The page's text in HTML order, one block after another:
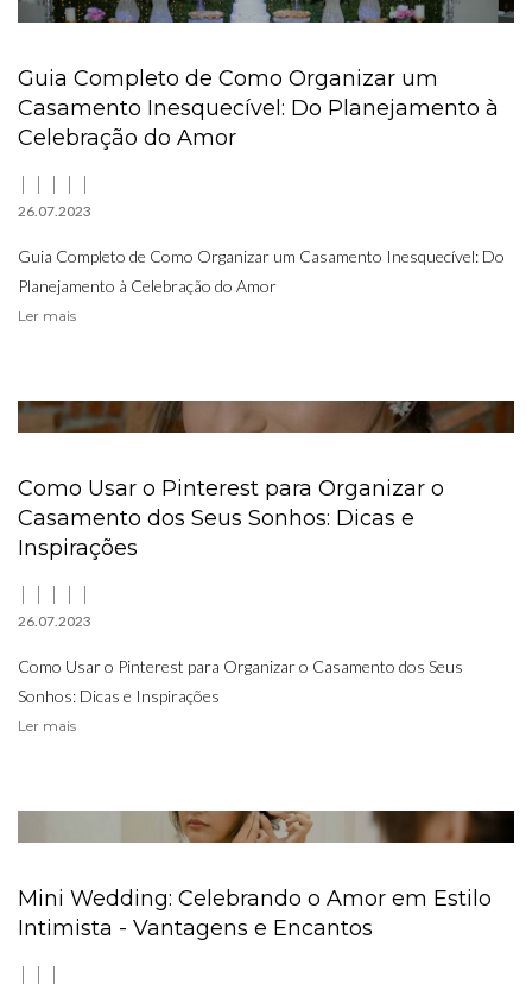
Guia Completo de Como Organizar um
Casamento Inesquecível: Do Planejamento à
Celebração do Amor
26.07.2023
Guia Completo de Como Organizar um Casamento Inesquecível: Do
Planejamento à Celebração do Amor
Ler mais
Como Usar o Pinterest para Organizar o
Casamento dos Seus Sonhos: Dicas e
Inspirações
26.07.2023
Como Usar o Pinterest para Organizar o Casamento dos Seus
Sonhos: Dicas e Inspirações
Ler mais
Mini Wedding: Celebrando o Amor em Estilo
Intimista - Vantagens e Encantos